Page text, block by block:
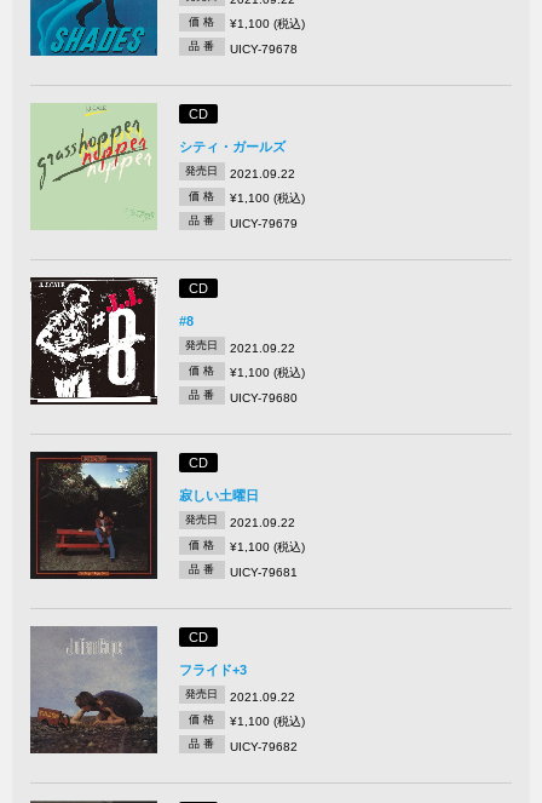
価 格 ¥1,100 (税込)
品 番 UICY-79678
CD
シティ・ガールズ
発売日 2021.09.22
価 格 ¥1,100 (税込)
品 番 UICY-79679
CD
#8
発売日 2021.09.22
価 格 ¥1,100 (税込)
品 番 UICY-79680
CD
寂しい土曜日
発売日 2021.09.22
価 格 ¥1,100 (税込)
品 番 UICY-79681
CD
フライド+3
発売日 2021.09.22
価 格 ¥1,100 (税込)
品 番 UICY-79682